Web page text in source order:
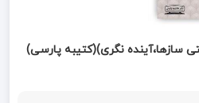
سازها،آینده نگری)(کتیبه پارسی)